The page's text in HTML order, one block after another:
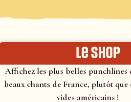
le shop
Affichez les plus belles punchlines
beaux chants de France, plutôt que
vides américains !